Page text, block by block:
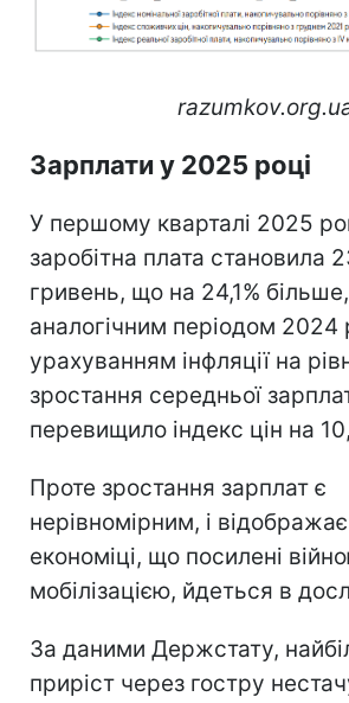
Зарплати у 2025 році
У першому кварталі 2025
заробітна плата становила
гривень, що на 24,1%
аналогічним періодом 2024
урахуванням інфляції на
зростання середньої
перевищило індекс цін на
Проте зростання зарплат є
нерівномірним, і
економіці, що посилені
мобілізацією, йдеться в
За даними Держстату,
приріст через гостру